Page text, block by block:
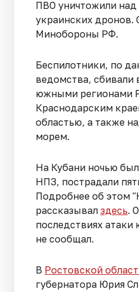
ПВО уничтожили над
украинских дронов.
Минобороны РФ.
Беспилотники, по
ведомства, сбивали
южными регионами
Краснодарским
областью, а также
морем.
На Кубани ночью
НПЗ, пострадали
Подробнее об этом
рассказывал здесь.
последствиях атаки
не сообщал.
В Ростовской
губернатора Юрия